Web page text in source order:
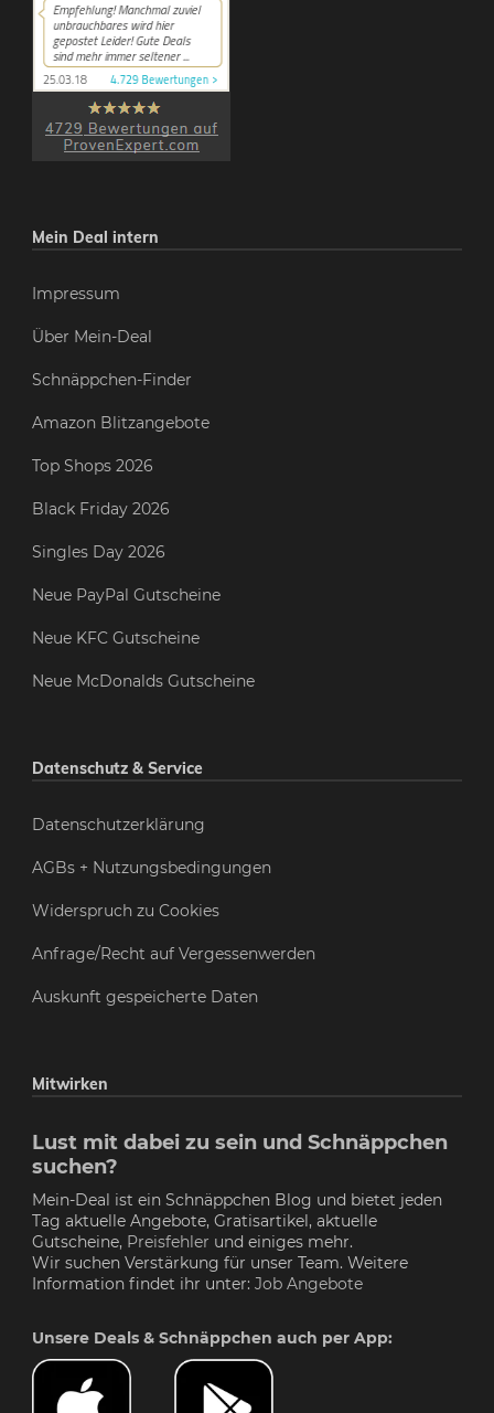
Mein Deal intern
Impressum
Über Mein-Deal
Schnäppchen-Finder
Amazon Blitzangebote
Top Shops 2026
Black Friday 2026
Singles Day 2026
Neue PayPal Gutscheine
Neue KFC Gutscheine
Neue McDonalds Gutscheine
Datenschutz & Service
Datenschutzerklärung
AGBs + Nutzungsbedingungen
Widerspruch zu Cookies
Anfrage/Recht auf Vergessenwerden
Auskunft gespeicherte Daten
Mitwirken
Lust mit dabei zu sein und Schnäppchen
suchen?
Mein-Deal ist ein Schnäppchen Blog und bietet jeden
Tag aktuelle Angebote, Gratisartikel, aktuelle
Gutscheine, Preisfehler und einiges mehr.
Wir suchen Verstärkung für unser Team. Weitere
Information findet ihr unter: Job Angebote
Unsere Deals & Schnäppchen auch per App: